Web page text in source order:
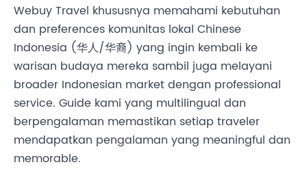
Webuy Travel khususnya memahami kebutuhan
dan preferences komunitas lokal Chinese
Indonesia (华人/华裔) yang ingin kembali ke
warisan budaya mereka sambil juga melayani
broader Indonesian market dengan professional
service. Guide kami yang multilingual dan
berpengalaman memastikan setiap traveler
mendapatkan pengalaman yang meaningful dan
memorable.